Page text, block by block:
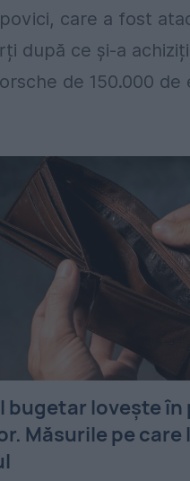
care a fost
după ce și-a
de 150.000 de
bugetar lovește
Măsurile pe care